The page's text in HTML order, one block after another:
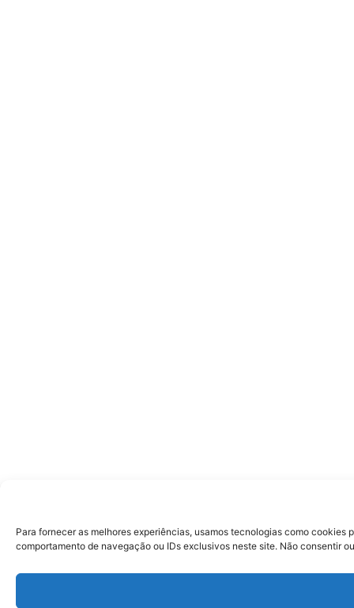
Para fornecer as melhores experiências, usamos tecnologias como
comportamento de navegação ou IDs exclusivos neste site. Não consentir